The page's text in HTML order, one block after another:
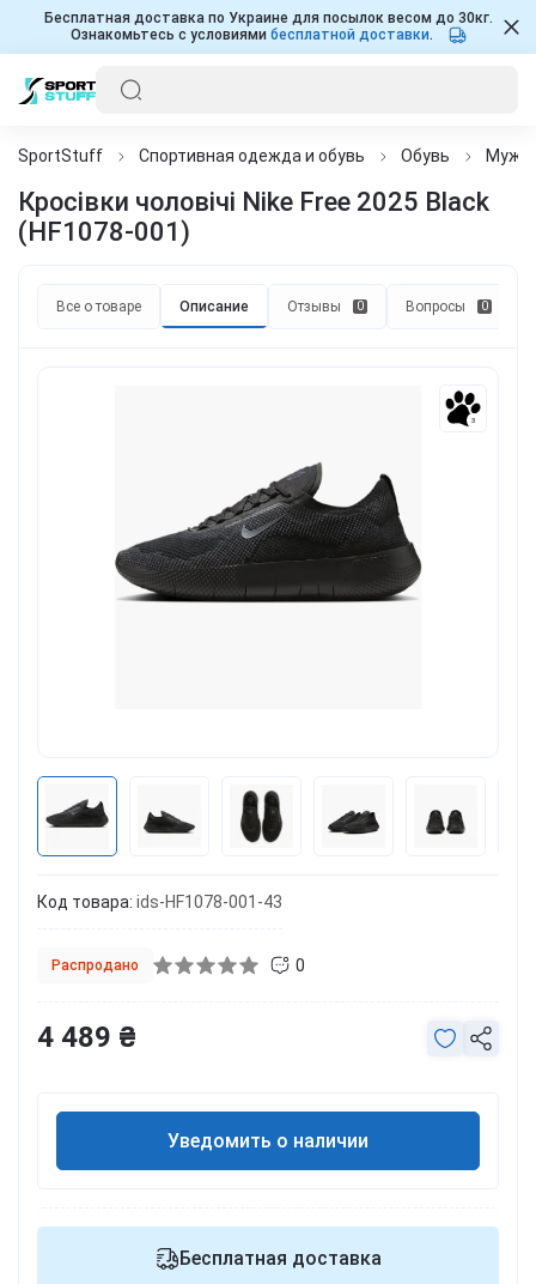
Бесплатная доставка по Украине для посылок весом до 30кг.
Ознакомьтесь с условиями бесплатной доставки.
SportStuff Спортивная одежда и обувь Обувь
Кросівки чоловічі Nike Free 2025 Black
(HF1078-001)
Все о товаре Описание Отзывы 0 Вопросы 0
3
Код товара: ids-HF1078-001-43
Распродано 0
4 489 ₴
Уведомить о наличии
Бесплатная доставка